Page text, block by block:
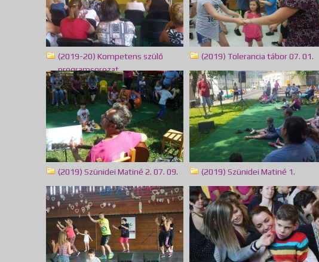
(2019-20) Kompetens szülő
programsorozat (9)
(2019) Tolerancia tábor 07. 01.
(2019) Szünidei Matiné 2. 07. 09.
(25)
(2019) Szünidei Matiné 1.